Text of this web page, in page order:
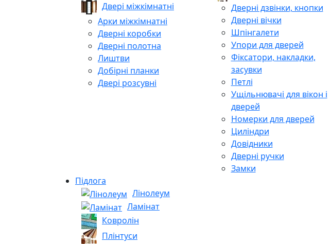
Двері міжкімнатні
Арки міжкімнатні
Дверні коробки
Дверні полотна
Лиштви
Добірні планки
Двері розсувні
Дверні дзвінки, кнопки
Дверні вічки
Шпінгалети
Упори для дверей
Фіксатори, накладки,
засувки
Петлі
Ущільнювачі для вікон і
дверей
Номерки для дверей
Циліндри
Довідники
Дверні ручки
Замки
Підлога
Лінолеум
Ламінат
Ковролін
Плінтуси